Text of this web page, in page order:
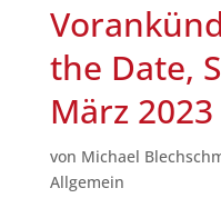
the Date,
März 2023
von Michael
Allgemein